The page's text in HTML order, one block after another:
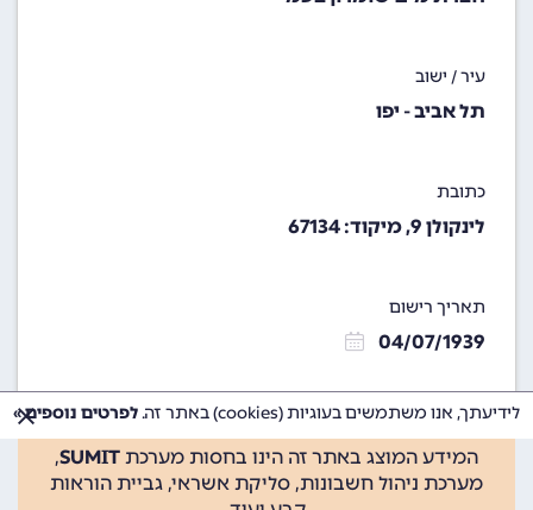
עיר / ישוב
תל אביב - יפו
כתובת
לינקולן 9, מיקוד: 67134
תאריך רישום
04/07/1939
המידע המוצג באתר זה הינו בחסות מערכת SUMIT
,
מערכת ניהול חשבונות, סליקת אשראי, גביית הוראות
לידיעתך, אנו משתמשים בעוגיות (cookies) באתר זה. לפרטים נוספים »